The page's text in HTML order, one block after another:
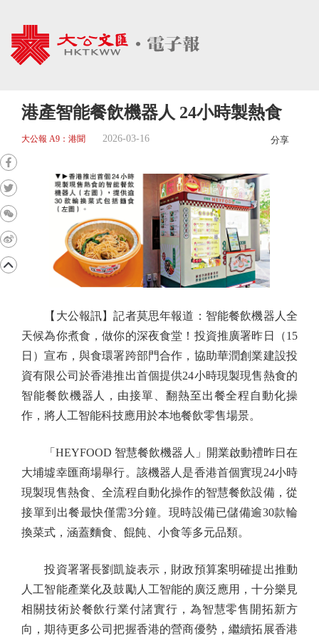
港產智能餐飲機器人 24小時製熱食
大公報 A9：港聞 2026-03-16 分享
【大公報訊】記者莫思年報道：智能餐飲機器人全
天候為你煮食，做你的深夜食堂！投資推廣署昨日（15
日）宣布，與食環署跨部門合作，協助華潤創業建設投
資有限公司於香港推出首個提供24小時現製現售熱食的
智能餐飲機器人，由接單、翻熱至出餐全程自動化操
作，將人工智能科技應用於本地餐飲零售場景。
「HEYFOOD 智慧餐飲機器人」開業啟動禮昨日在
大埔墟幸匯商場舉行。該機器人是香港首個實現24小時
現製現售熱食、全流程自動化操作的智慧餐飲設備，從
接單到出餐最快僅需3分鐘。現時設備已儲備逾30款輪
換菜式，涵蓋麵食、餛飩、小食等多元品類。
投資署署長劉凱旋表示，財政預算案明確提出推動
人工智能產業化及鼓勵人工智能的廣泛應用，十分樂見
相關技術於餐飲行業付諸實行，為智慧零售開拓新方
向，期待更多公司把握香港的營商優勢，繼續拓展香港